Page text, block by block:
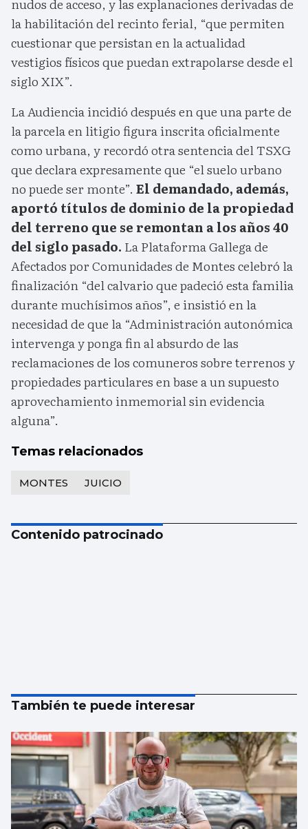
nudos de acceso, y las explanaciones derivadas de
la habilitación del recinto ferial, “que permiten
cuestionar que persistan en la actualidad
vestigios físicos que puedan extrapolarse desde el
siglo XIX”.
La Audiencia incidió después en que una parte de
la parcela en litigio figura inscrita oficialmente
como urbana, y recordó otra sentencia del TSXG
que declara expresamente que “el suelo urbano
no puede ser monte”. El demandado, además,
aportó títulos de dominio de la propiedad
del terreno que se remontan a los años 40
del siglo pasado. La Plataforma Gallega de
Afectados por Comunidades de Montes celebró la
finalización “del calvario que padeció esta familia
durante muchísimos años”, e insistió en la
necesidad de que la “Administración autonómica
intervenga y ponga fin al absurdo de las
reclamaciones de los comuneros sobre terrenos y
propiedades particulares en base a un supuesto
aprovechamiento inmemorial sin evidencia
alguna”.
Temas relacionados
MONTES JUICIO
Contenido patrocinado
También te puede interesar